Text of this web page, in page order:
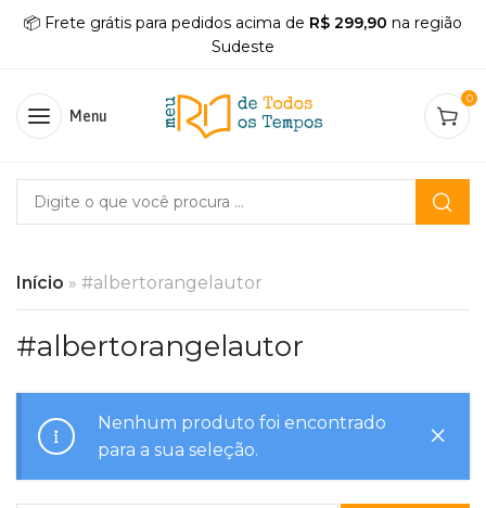
📦 Frete grátis para pedidos acima de R$ 299,90 na região
Sudeste
Menu
0
Início » #albertorangelautor
#albertorangelautor
Nenhum produto foi encontrado
para a sua seleção.